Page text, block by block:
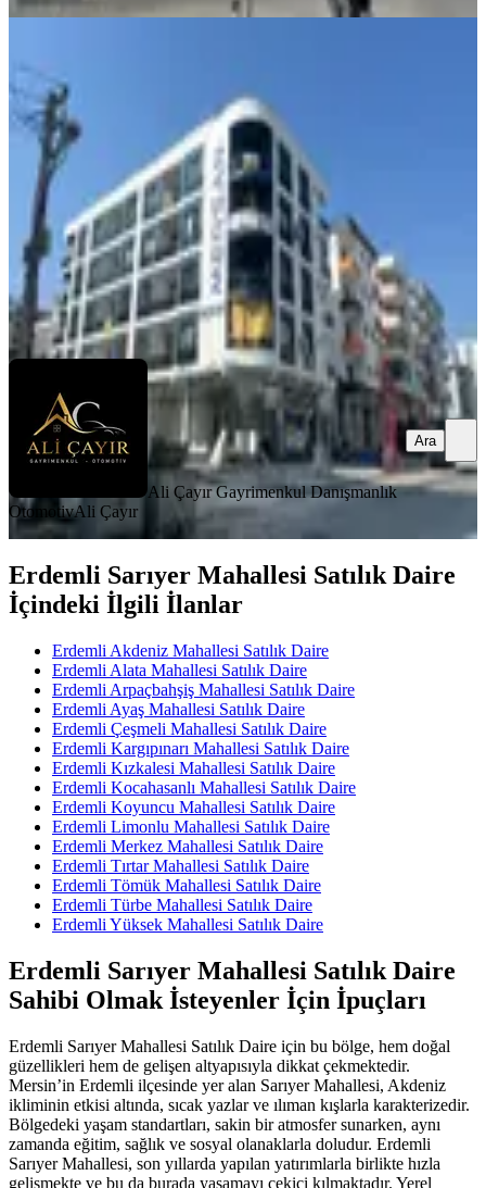
Erdemli, Akdeniz Mahallesi
2+1·100 m² ·4. Kat · 05.08.2026
3.450.000 ₺
Ali Çayır Gayrimenkul Danışmanlık Otomotiv Ali Çayır
Ara
Ali Çayır Gayrimenkul Danışmanlık
OtomotivAli Çayır
Ara
Erdemli Sarıyer Mahallesi Satılık Daire
İçindeki İlgili İlanlar
Erdemli Akdeniz Mahallesi Satılık Daire
Erdemli Alata Mahallesi Satılık Daire
Erdemli Arpaçbahşiş Mahallesi Satılık Daire
Erdemli Ayaş Mahallesi Satılık Daire
Erdemli Çeşmeli Mahallesi Satılık Daire
Erdemli Kargıpınarı Mahallesi Satılık Daire
Erdemli Kızkalesi Mahallesi Satılık Daire
Erdemli Kocahasanlı Mahallesi Satılık Daire
Erdemli Koyuncu Mahallesi Satılık Daire
Erdemli Limonlu Mahallesi Satılık Daire
Erdemli Merkez Mahallesi Satılık Daire
Erdemli Tırtar Mahallesi Satılık Daire
Erdemli Tömük Mahallesi Satılık Daire
Erdemli Türbe Mahallesi Satılık Daire
Erdemli Yüksek Mahallesi Satılık Daire
Erdemli Sarıyer Mahallesi Satılık Daire
Sahibi Olmak İsteyenler İçin İpuçları
Erdemli Sarıyer Mahallesi Satılık Daire için bu bölge, hem doğal
güzellikleri hem de gelişen altyapısıyla dikkat çekmektedir.
Mersin’in Erdemli ilçesinde yer alan Sarıyer Mahallesi, Akdeniz
ikliminin etkisi altında, sıcak yazlar ve ılıman kışlarla karakterizedir.
Bölgedeki yaşam standartları, sakin bir atmosfer sunarken, aynı
zamanda eğitim, sağlık ve sosyal olanaklarla doludur. Erdemli
Sarıyer Mahallesi, son yıllarda yapılan yatırımlarla birlikte hızla
gelişmekte ve bu da burada yaşamayı çekici kılmaktadır. Yerel